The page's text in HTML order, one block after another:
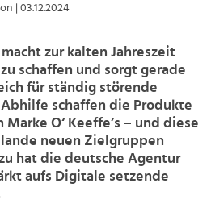
| 03.12.2024
zur kalten Jahreszeit
schaffen und sorgt gerade
für ständig störende
schaffen die Produkte
O‘ Keeffe’s – und diese
neuen Zielgruppen
hat die deutsche Agentur
aufs Digitale setzende